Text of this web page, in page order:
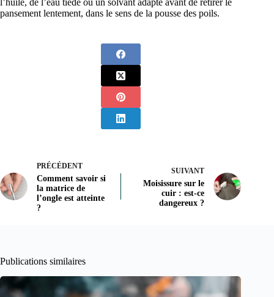
pansement lentement, dans le sens de la pousse des poils.
PRÉCÉDENT
Comment savoir si
la matrice de
l’ongle est atteinte
?
SUIVANT
Moisissure sur le
cuir : est-ce
dangereux ?
Publications similaires